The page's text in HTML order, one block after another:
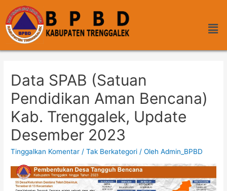
Data SPAB (Satuan
Pendidikan Aman Bencana)
Kab. Trenggalek, Update
Desember 2023
Tinggalkan Komentar /Tak Berkategori / OlehAdmin_BPBD